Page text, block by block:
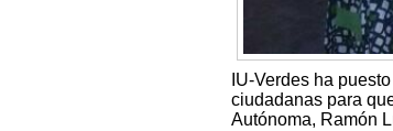
IU-Verdes ha
ciudadanas para
Autónoma, Ramón